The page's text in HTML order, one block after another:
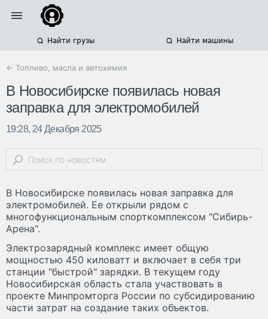
Найти грузы Найти машины
← Топливо, масла и автохимия
В Новосибирске появилась новая
заправка для электромобилей
19:28, 24 Декабря 2025
В Новосибирске появилась новая заправка для
электромобилей. Ее открыли рядом с
многофункциональным спорткомплексом "Сибирь-
Арена".
Электрозарядный комплекс имеет общую
мощностью 450 киловатт и включает в себя три
станции "быстрой" зарядки. В текущем году
Новосибирская область стала участвовать в
проекте Минпромторга России по субсидированию
части затрат на создание таких объектов.